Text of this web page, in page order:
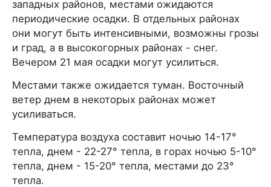
западных районов, местами ожидаются
периодические осадки. В отдельных районах
они могут быть интенсивными, возможны грозы
и град, а в высокогорных районах - снег.
Вечером 21 мая осадки могут усилиться.
Местами также ожидается туман. Восточный
ветер днем в некоторых районах может
усиливаться.
Температура воздуха составит ночью 14-17°
тепла, днем - 22-27° тепла, в горах ночью 5-10°
тепла, днем - 15-20° тепла, местами до 23°
тепла.